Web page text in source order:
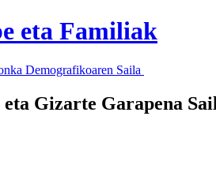
eta Familiak
Demografikoaren Saila
Gizarte Garapena